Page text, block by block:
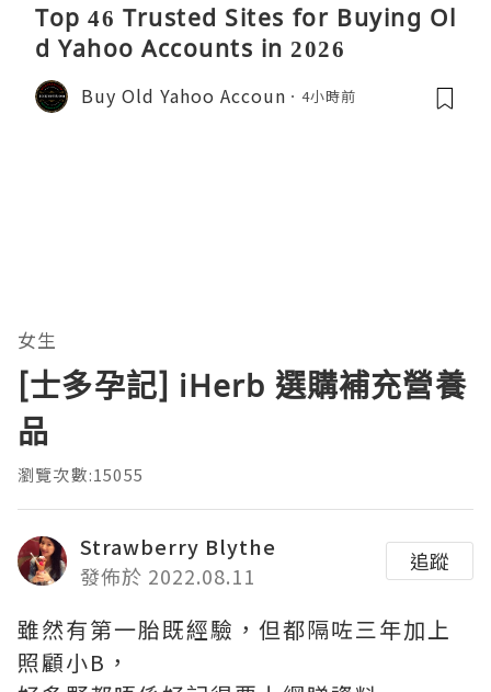
Top 46 Trusted Sites for Buying Ol
d Yahoo Accounts in 2026
Buy Old Yahoo Accoun 4小時前
女生
[士多孕記] iHerb 選購補充營養
品
瀏覽次數:15055
Strawberry Blythe
發佈於 2022.08.11
追蹤
雖然有第一胎既經驗，但都隔咗三年加上
照顧小B，